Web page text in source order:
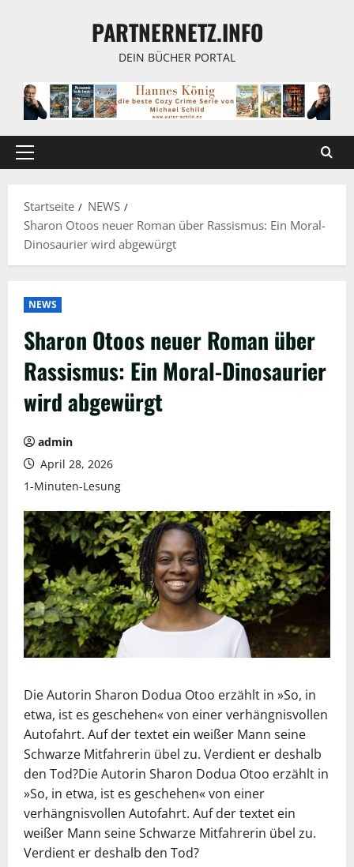
PARTNERNETZ.INFO
DEIN BÜCHER PORTAL
Primäres
Startseite
NEWS
Sharon Otoos neuer Roman über Rassismus: Ein Moral-
Dinosaurier wird abgewürgt
NEWS
Sharon Otoos neuer Roman über
Rassismus: Ein Moral-Dinosaurier
wird abgewürgt
admin
April 28, 2026
1-Minuten-Lesung
Die Autorin Sharon Dodua Otoo erzählt in »So, in
etwa, ist es geschehen« von einer verhängnisvollen
Autofahrt. Auf der textet ein weißer Mann seine
Schwarze Mitfahrerin übel zu. Verdient er deshalb
den Tod?Die Autorin Sharon Dodua Otoo erzählt in
»So, in etwa, ist es geschehen« von einer
verhängnisvollen Autofahrt. Auf der textet ein
weißer Mann seine Schwarze Mitfahrerin übel zu.
Verdient er deshalb den Tod?